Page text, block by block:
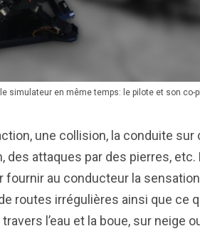
simulateur en même temps: le pilote et son co-
une collision, la conduite sur
des attaques par des pierres,
au conducteur la sensation
routes irrégulières ainsi que ce
l’eau et la boue, sur neige